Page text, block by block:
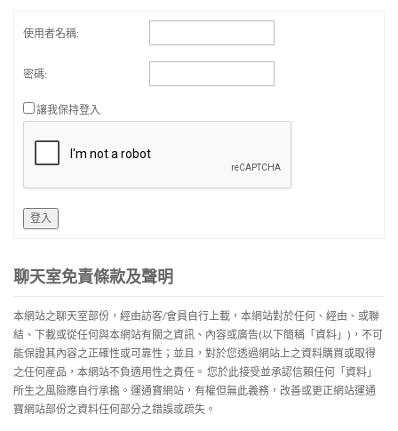
使用者名稱:
密碼:
讓我保持登入
登入
聊天室免責條款及聲明
本網站之聊天室部份，經由訪客/會員自行上載，本網站對於任何、經由、或聯
結、下載或從任何與本網站有關之資訊、內容或廣告(以下簡稱「資料」)，不可
能保證其內容之正確性或可靠性；並且，對於您透過網站上之資料購買或取得
之任何産品，本網站不負適用性之責任。 您於此接受並承認信賴任何「資料」
所生之風險應自行承擔。運通寶網站，有權但無此義務，改善或更正網站運通
寶網站部份之資料任何部分之錯誤或疏失。